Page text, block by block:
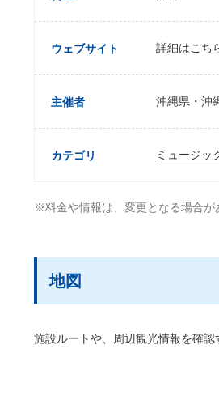
ウェブサイト 詳細はこち
主催者 沖縄県・沖
カテゴリ ミュージッ
※料金や情報は、変更となる場合が
地図
施設ルートや、周辺観光情報を確認